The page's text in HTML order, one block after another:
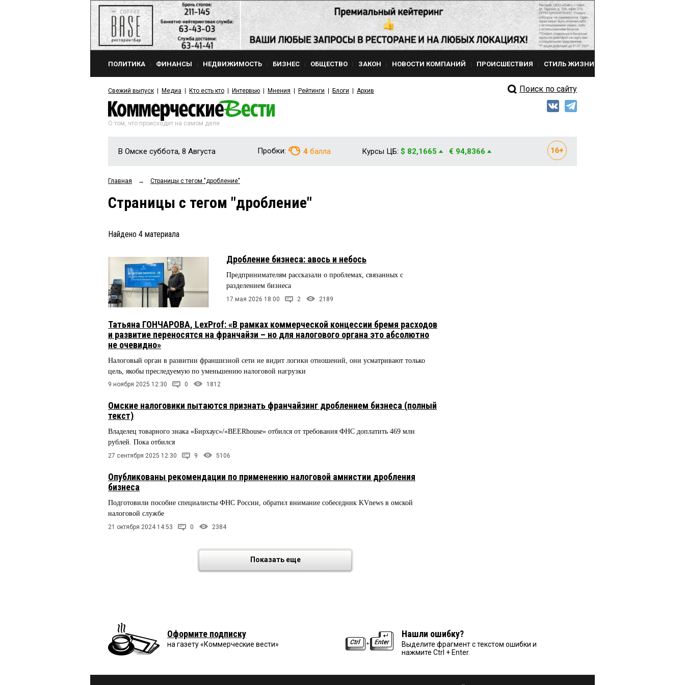
ПОЛИТИКА ФИНАНСЫ НЕДВИЖИМОСТЬ БИЗНЕС ОБЩЕСТВО ЗАКОН НОВОСТИ КОМПАНИЙ ПРОИСШЕСТВИЯ СТИЛЬ ЖИЗНИ
Свежий выпуск Медиа Кто есть кто Интервью Мнения Рейтинги Блоги Архив Поиск по сайту
О том, что происходит на самом деле
В Омске суббота, 8 Августа Пробки: 4 балла Курсы ЦБ: $ 82,1665 € 94,8366
Главная → Страницы c тегом "дробление"
Страницы c тегом "дробление"
Найдено 4 материала
Дробление бизнеса: авось и небось
Предпринимателям рассказали о проблемах, связанных с
разделением бизнеса
17 мая 2026 18:00 2 2189
Татьяна ГОНЧАРОВА, LexProf: «В рамках коммерческой концессии бремя расходов
и развитие переносятся на франчайзи – но для налогового органа это абсолютно
не очевидно»
Налоговый орган в развитии франшизной сети не видит логики отношений, они усматривают только
цель, якобы преследуемую по уменьшению налоговой нагрузки
9 ноября 2025 12:30 0 1812
Омские налоговики пытаются признать франчайзинг дроблением бизнеса (полный
текст)
Владелец товарного знака «Бирхаус»/«ВЕЕRhouse» отбился от требования ФНС доплатить 469 млн
рублей. Пока отбился
27 сентября 2025 12:30 9 5106
Опубликованы рекомендации по применению налоговой амнистии дробления
бизнеса
Подготовили пособие специалисты ФНС России, обратил внимание собеседник KVnews в омской
налоговой службе
21 октября 2024 14:53 0 2384
Показать еще
Оформите подписку
на газету «Коммерческие вести»
Нашли ошибку?
Выделите фрагмент с текстом ошибки и
нажмите Ctrl + Enter.